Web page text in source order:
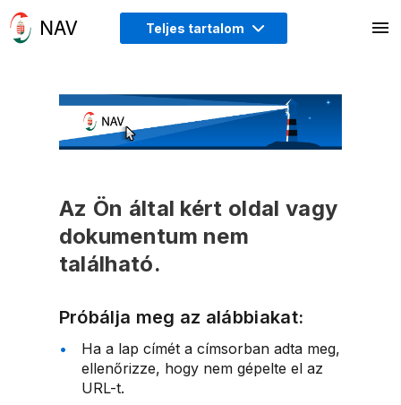
Teljes tartalom
Az Ön által kért oldal vagy
dokumentum nem
található.
Próbálja meg az alábbiakat:
Ha a lap címét a címsorban adta meg,
ellenőrizze, hogy nem gépelte el az
URL-t.